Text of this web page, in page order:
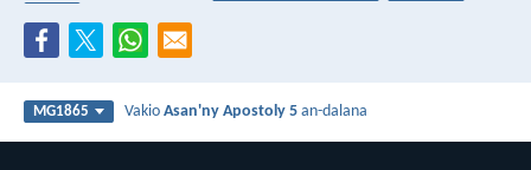
MG1865 VakioAsan'ny Apostoly 5 an-dalana